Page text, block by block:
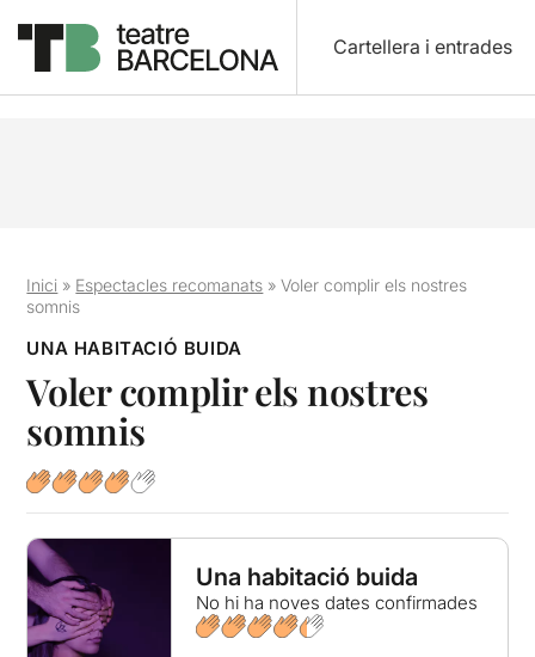
Cartellera i entrades
Inici » Espectacles recomanats »Voler complir els nostres
somnis
UNA HABITACIÓ BUIDA
Voler complir els nostres
somnis
Una habitació buida
No hi ha noves dates confirmades